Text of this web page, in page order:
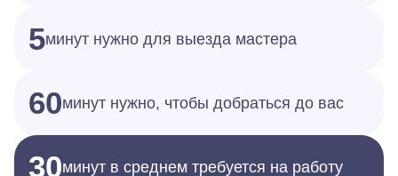
5минут нужно для выезда мастера
60минут нужно, чтобы добраться до вас
30минут в среднем требуется на работу